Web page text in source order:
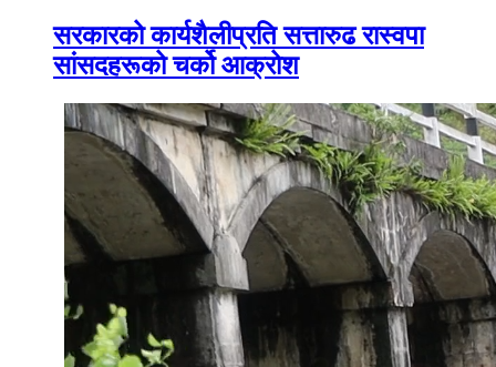
सरकारको कार्यशैलीप्रति सत्तारुढ रास्वपा
सांसदहरूको चर्को आक्रोश